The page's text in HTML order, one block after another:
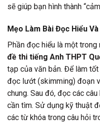
sẽ giúp bạn hình thành
Mẹo Làm Bài Đọc Hiểu
Phần đọc hiểu là một
đề thi tiếng Anh THPT
tạp của văn bản. Để làm
đọc lướt (skimming) đoạn
chung. Sau đó, đọc các
cần tìm. Sử dụng kỹ thuật
các từ khóa trong câu hỏi